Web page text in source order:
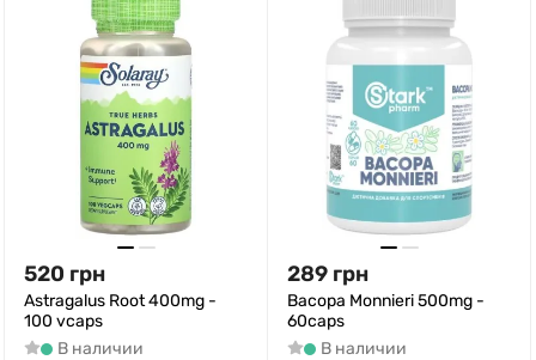
520 грн
Astragalus Root 400mg -
100 vcaps
В наличии
289 грн
Bacopa Monnieri 500mg -
60caps
В наличии